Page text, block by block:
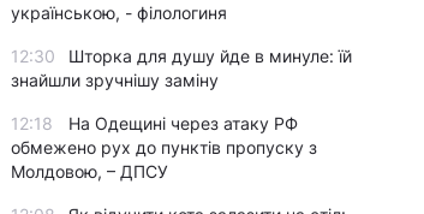
українською, - філологиня
12:30
Шторка для душу йде в минуле: їй
знайшли зручнішу заміну
12:18
На Одещині через атаку РФ
обмежено рух до пунктів пропуску з
Молдовою, – ДПСУ